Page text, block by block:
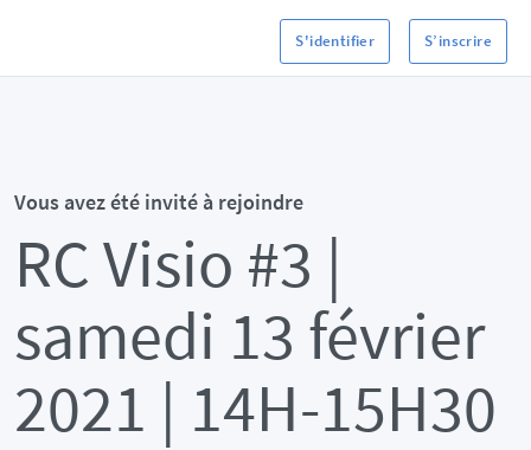
S'identifier S’inscrire
Vous avez été invité à rejoindre
RC Visio #3 |
samedi 13 février
2021 | 14H-15H30